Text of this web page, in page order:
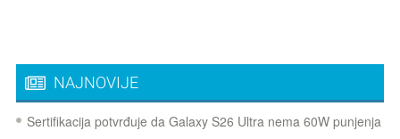
NAJNOVIJE
Sertifikacija potvrđuje da Galaxy S26 Ultra nema 60W punjenja